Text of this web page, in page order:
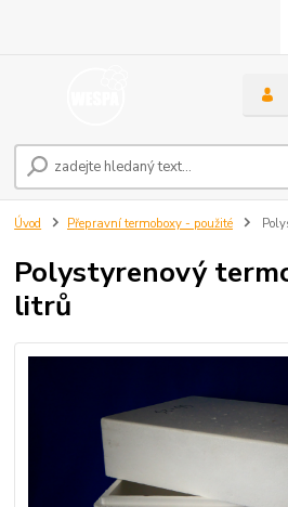
Úvod Přepravní termoboxy - použité
Polystyrenový
litrů